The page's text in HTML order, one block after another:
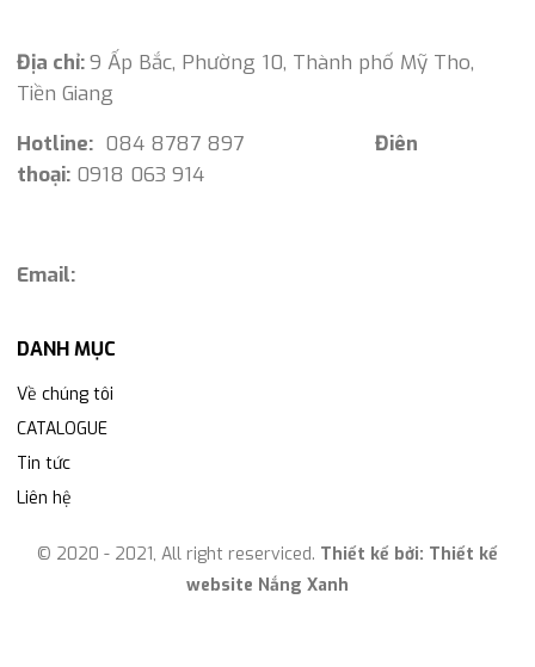
Địa chỉ:9 Ấp Bắc, Phường 10, Thành phố Mỹ Tho,
Tiền Giang
Hotline: 084 8787 897 Điên
thoại: 0918 063 914
Email:
DANH MỤC
Về chúng tôi
CATALOGUE
Tin tức
Liên hệ
© 2020 - 2021, All right reserviced. Thiết kế bởi: Thiết kế
website Nắng Xanh